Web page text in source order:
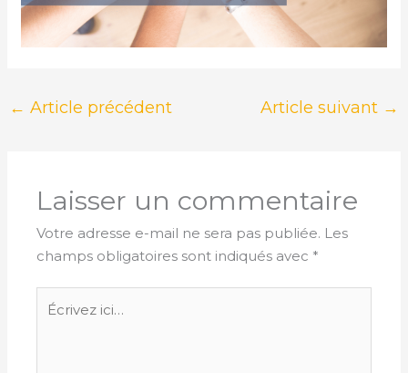
← Article précédent Article suivant →
Laisser un commentaire
Votre adresse e-mail ne sera pas publiée. Les
champs obligatoires sont indiqués avec *
Écrivez
ici…